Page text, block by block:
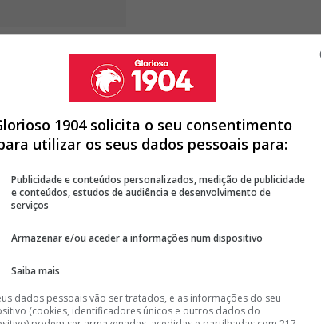
me que não havia mais espaço na
alugar casa ou quarto e não sabia o que
o Enzo apareceu e, sem pedir aos pais,
argentino.
DO BENFICA PARA GUIMARÃES
SILVA E PRETENDE LEVAR ALVO DO BENFICA PARA
E OBRIGA MARCO SILVA A PROCURAR OUTRA
>
1904 solicita o seu consentimento
utilizar os seus dados pessoais para:
Publicidade e conteúdos personalizados, medição de publicidade
e conteúdos, estudos de audiência e desenvolvimento de
serviços
Armazenar e/ou aceder a informações num dispositivo
Saiba mais
dados pessoais vão ser tratados, e as informações do seu
(cookies, identificadores únicos e outros dados do